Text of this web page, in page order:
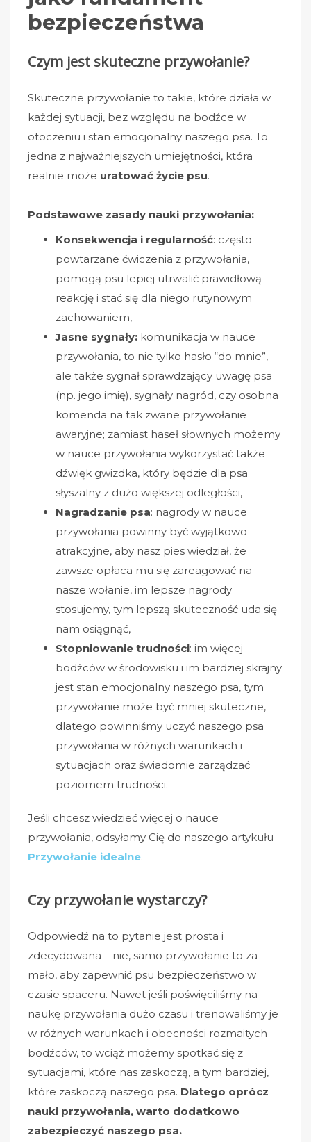
bezpieczeństwa
Czym jest skuteczne przywołanie?
Skuteczne przywołanie to takie, które działa w
każdej sytuacji, bez względu na bodźce w
otoczeniu i stan emocjonalny naszego psa. To
jedna z najważniejszych umiejętności, która
realnie może uratować życie psu.
Podstawowe zasady nauki przywołania:
Konsekwencja i regularność: często
powtarzane ćwiczenia z przywołania,
pomogą psu lepiej utrwalić prawidłową
reakcję i stać się dla niego rutynowym
zachowaniem,
Jasne sygnały: komunikacja w nauce
przywołania, to nie tylko hasło “do mnie”,
ale także sygnał sprawdzający uwagę psa
(np. jego imię), sygnały nagród, czy osobna
komenda na tak zwane przywołanie
awaryjne; zamiast haseł słownych możemy
w nauce przywołania wykorzystać także
dźwięk gwizdka, który będzie dla psa
słyszalny z dużo większej odległości,
Nagradzanie psa: nagrody w nauce
przywołania powinny być wyjątkowo
atrakcyjne, aby nasz pies wiedział, że
zawsze opłaca mu się zareagować na
nasze wołanie, im lepsze nagrody
stosujemy, tym lepszą skuteczność uda się
nam osiągnąć,
Stopniowanie trudności: im więcej
bodźców w środowisku i im bardziej skrajny
jest stan emocjonalny naszego psa, tym
przywołanie może być mniej skuteczne,
dlatego powinniśmy uczyć naszego psa
przywołania w różnych warunkach i
sytuacjach oraz świadomie zarządzać
poziomem trudności.
Jeśli chcesz wiedzieć więcej o nauce
przywołania, odsyłamy Cię do naszego artykułu
Przywołanie idealne.
Czy przywołanie wystarczy?
Odpowiedź na to pytanie jest prosta i
zdecydowana – nie, samo przywołanie to za
mało, aby zapewnić psu bezpieczeństwo w
czasie spaceru. Nawet jeśli poświęciliśmy na
naukę przywołania dużo czasu i trenowaliśmy je
w różnych warunkach i obecności rozmaitych
bodźców, to wciąż możemy spotkać się z
sytuacjami, które nas zaskoczą, a tym bardziej,
które zaskoczą naszego psa. Dlatego oprócz
nauki przywołania, warto dodatkowo
zabezpieczyć naszego psa.